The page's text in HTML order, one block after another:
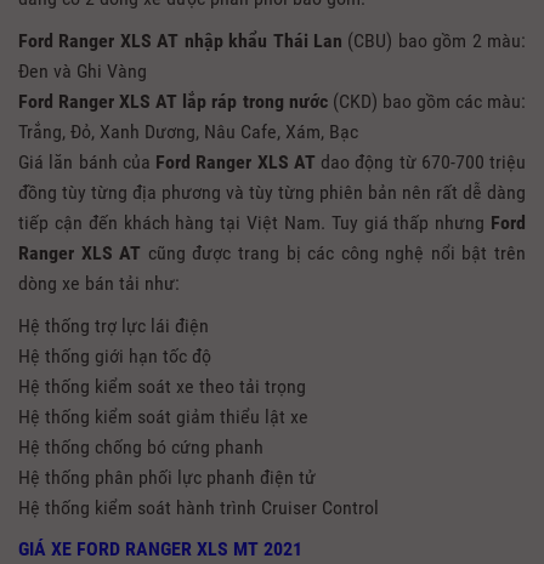
Ford Ranger XLS AT nhập khẩu Thái Lan (CBU) bao gồm 2 màu:
Đen và Ghi Vàng
Ford Ranger XLS AT lắp ráp trong nước(CKD) bao gồm các màu:
Trắng, Đỏ, Xanh Dương, Nâu Cafe, Xám, Bạc
Giá lăn bánh của Ford Ranger XLS AT dao động từ 670-700 triệu
đồng tùy từng địa phương và tùy từng phiên bản nên rất dễ dàng
tiếp cận đến khách hàng tại Việt Nam. Tuy giá thấp nhưng Ford
Ranger XLS AT cũng được trang bị các công nghệ nổi bật trên
dòng xe bán tải như:
Hệ thống trợ lực lái điện
Hệ thống giới hạn tốc độ
Hệ thống kiểm soát xe theo tải trọng
Hệ thống kiểm soát giảm thiểu lật xe
Hệ thống chống bó cứng phanh
Hệ thống phân phối lực phanh điện tử
Hệ thống kiểm soát hành trình Cruiser Control
GIÁ XE FORD RANGER XLS MT 2021